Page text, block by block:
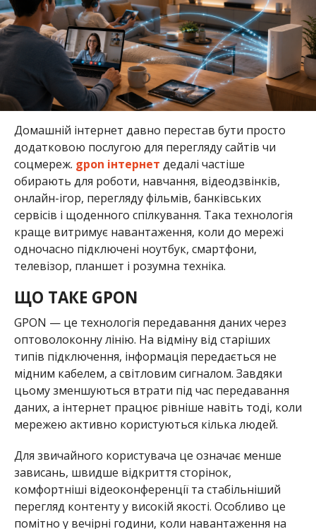
Домашній інтернет давно перестав бути просто
додатковою послугою для перегляду сайтів чи
соцмереж. gpon інтернет дедалі частіше
обирають для роботи, навчання, відеодзвінків,
онлайн-ігор, перегляду фільмів, банківських
сервісів і щоденного спілкування. Така технологія
краще витримує навантаження, коли до мережі
одночасно підключені ноутбук, смартфони,
телевізор, планшет і розумна техніка.
ЩО ТАКЕ GPON
GPON — це технологія передавання даних через
оптоволоконну лінію. На відміну від старіших
типів підключення, інформація передається не
мідним кабелем, а світловим сигналом. Завдяки
цьому зменшуються втрати під час передавання
даних, а інтернет працює рівніше навіть тоді, коли
мережею активно користуються кілька людей.
Для звичайного користувача це означає менше
зависань, швидше відкриття сторінок,
комфортніші відеоконференції та стабільніший
перегляд контенту у високій якості. Особливо це
помітно у вечірні години, коли навантаження на